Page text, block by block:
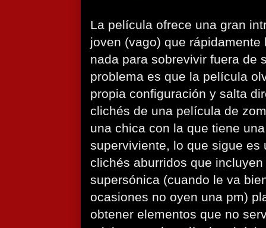
La película ofrece una gran
joven (vago) que
nada para sobrevivir fuera de
problema es que la película
propia configuración y salta
clichés de una película de
una chica con la que tiene
superviviente, lo que sigue es
clichés aburridos que
supersónica (cuando le va
ocasiones no oyen una pm)
obtener elementos que no